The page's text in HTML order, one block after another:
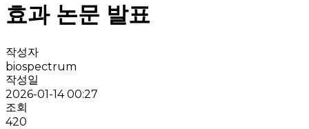
효과 논문 발표
작성자
biospectrum
작성일
2026-01-14 00:27
조회
420